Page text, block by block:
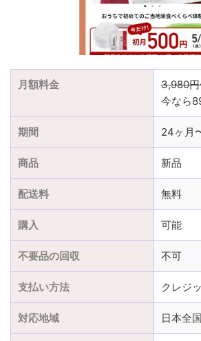
月額料金
3,980
今なら
期間 24ヶ月
商品 新品
配送料 無料
購入 可能
不要品の回収 不可
支払い方法 クレジ
対応地域 日本全国